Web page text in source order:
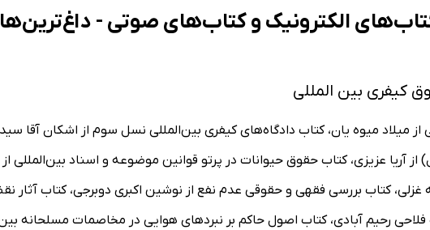
الکترونیک و کتاب‌های صوتی - داغ‌ترین‌ها
کیفری بین المللی
از میلاد میوه یان، کتاب دادگاه‌های کیفری بین‌المللی نسل سوم از اشکان آقا
آریا عزیزی، کتاب حقوق حیوانات در پرتو قوانین موضوعه و اسناد بین‌المللی
کتاب بررسی فقهی و حقوقی عدم نفع از نوشین اکبری دوبرجی، کتاب
فلاحی رحیم آبادی، کتاب اصول حاکم بر نبردهای هوایی در مخاصمات مسلحانه